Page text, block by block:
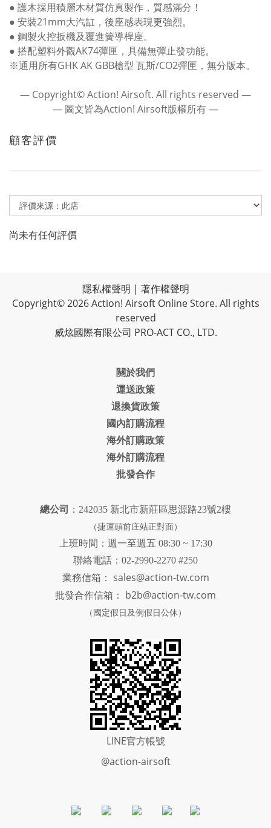
● 護木採用積層木材質仿真製作，質感滿分！
● 安裝21mm大汽缸，後座感表現更強烈。
● 鋼製火控扳機及覆進簧導桿座。
● 搭配塑料外觀AK74彈匣，具備無彈止發功能。
※通用所有GHK AK GBB槍型 瓦斯/CO2彈匣，無分版本。
― Copyright© Action! Airsoft. All rights reserved ―
― 圖文皆為Action! Airsoft版權所有 ―
顧客評價
尚未有任何評價
隱私權聲明 | 著作權聲明
Copyright© 2026 Action! Airsoft Online Store. All rights
reserved
威炫國際有限公司 PRO-ACT CO., LTD.
關於我們
運送政策
退換貨政策
國內訂購流程
海外訂購政策
海外訂購流程
批發合作
總公司 ：242035 新北市新莊區思源路23號2樓
（捷運頭前庄站正對面）
上班時間：週一至週五 08:30 ~ 17:30
聯絡電話：02-2990-2270 #250
業務信箱： sales@action-tw.com
批發合作信箱： b2b@action-tw.com
（國定假日及例假日公休）
LINE官方帳號
@action-airsoft